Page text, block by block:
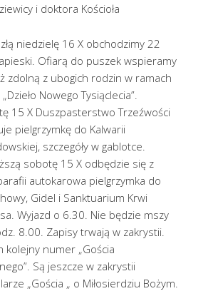
i doktora Kościoła
niedzielę 16 X obchodzimy 22
Ofiarą do puszek wspieramy
zdolną z ubogich rodzin w ramach
Nowego Tysiąclecia”.
15 X Duszpasterstwo Trzeźwości
pielgrzymkę do Kalwarii
szczegóły w gablotce.
sobotę 15 X odbędzie się z
autokarowa pielgrzymka do
Gidel i Sanktuarium Krwi
Wyjazd o 6.30. Nie będzie mszy
8.00. Zapisy trwają w zakrystii.
kolejny numer „Gościa
Są jeszcze w zakrystii
„Gościa „ o Miłosierdziu Bożym.